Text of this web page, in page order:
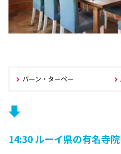
バーン・ターペー
14:30 ルーイ県の有名寺